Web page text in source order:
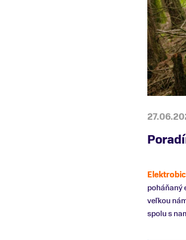
poháňaný
veľkou
spolu s